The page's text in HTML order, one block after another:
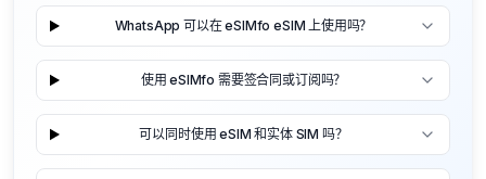
WhatsApp 可以在 eSIMfo eSIM 上使用吗？
使用 eSIMfo 需要签合同或订阅吗？
可以同时使用 eSIM 和实体 SIM 吗？